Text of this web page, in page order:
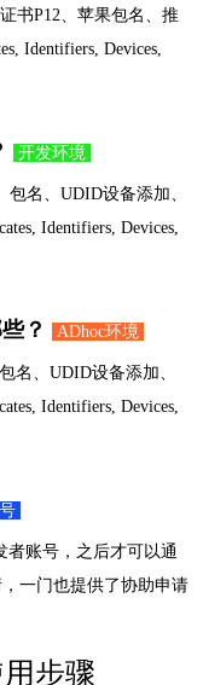
书P12、苹果包名、推
Identifiers, Devices,
开发环境
名、UDID设备添加、
Identifiers, Devices,
？ ADhoc环境
名、UDID设备添加、
Identifiers, Devices,
者账号，之后才可以通
一门也提供了协助申请
步骤